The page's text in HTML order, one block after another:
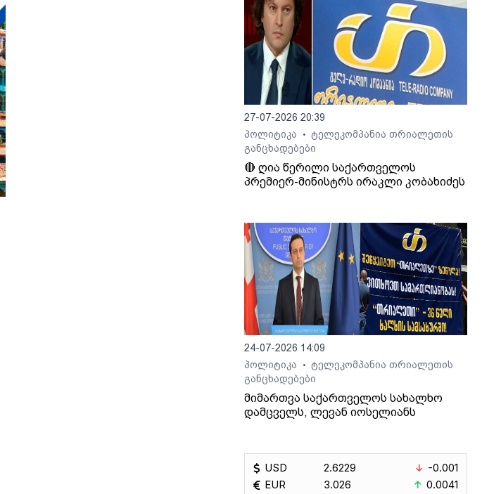
27-07-2026 20:39
პოლიტიკა
•
ტელეკომპანია თრიალეთის
განცხადებები
🔴 ღია წერილი საქართველოს
პრემიერ-მინისტრს ირაკლი კობახიძეს
24-07-2026 14:09
პოლიტიკა
•
ტელეკომპანია თრიალეთის
განცხადებები
მიმართვა საქართველოს სახალხო
დამცველს, ლევან იოსელიანს
USD
EUR
2.6229
3.026
-0.001
0.0041